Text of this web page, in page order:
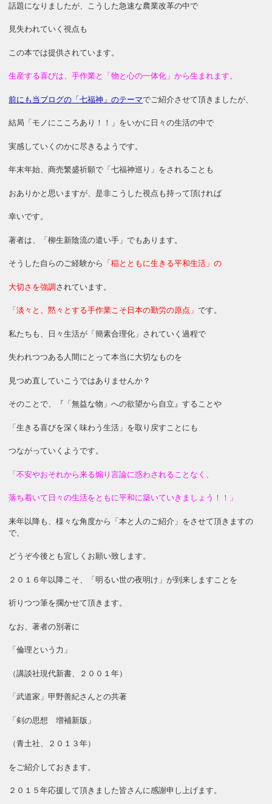
話題になりましたが、こうした急速な農業改革の中で
見失われていく視点も
この本では提供されています。
生産する喜びは、手作業と「物と心の一体化」から生まれます。
前にも当ブログの「七福神」のテーマでご紹介させて頂きましたが、
結局「モノにこころあり！！」をいかに日々の生活の中で
実感していくのかに尽きるようです。
年末年始、商売繁盛祈願で「七福神巡り」をされることも
おありかと思いますが、是非こうした視点も持って頂ければ
幸いです。
著者は、「柳生新陰流の遣い手」でもあります。
そうした自らのご経験から 「稲とともに生きる平和生活」の
大切さを強調されています。
「淡々と、黙々とする手作業こそ日本の勤労の原点」です。
私たちも、日々生活が「簡素合理化」されていく過程で
失われつつある人間にとって本当に大切なものを
見つめ直していこうではありませんか？
そのことで、『「無益な物」への欲望から自立』することや
「生きる喜びを深く味わう生活」を取り戻すことにも
つながっていくようです。
「不安やおそれから来る煽り言論に惑わされることなく、
落ち着いて日々の生活をともに平和に築いていきましょう！！」
来年以降も、様々な角度から「本と人のご紹介」をさせて頂きますの
で、
どうぞ今後とも宜しくお願い致します。
２０１６年以降こそ、「明るい世の夜明け」が到来しますことを
祈りつつ筆を擱かせて頂きます。
なお、著者の別著に
「倫理という力」
（講談社現代新書、２００１年）
「武道家」甲野善紀さんとの共著
「剣の思想 増補新版」
（青土社、２０１３年）
をご紹介しておきます。
２０１５年応援して頂きました皆さんに感謝申し上げます。